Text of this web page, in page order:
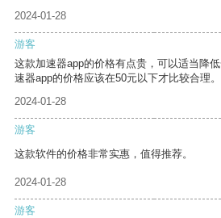
2024-01-28
游客
这款加速器app的价格有点贵，可以适当降
速器app的价格应该在50元以下才比较合理。
2024-01-28
游客
这款软件的价格非常实惠，值得推荐。
2024-01-28
游客